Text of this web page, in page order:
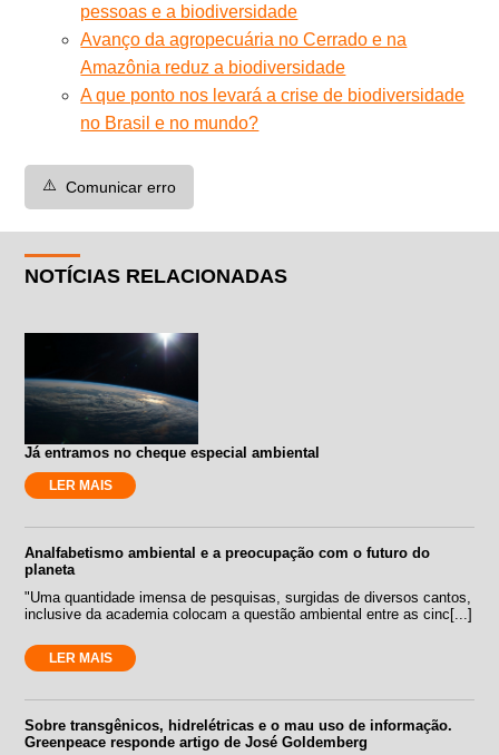
pessoas e a biodiversidade
Avanço da agropecuária no Cerrado e na
Amazônia reduz a biodiversidade
A que ponto nos levará a crise de biodiversidade
no Brasil e no mundo?
⚠️ Comunicar erro
NOTÍCIAS RELACIONADAS
Já entramos no cheque especial ambiental
LER MAIS
Analfabetismo ambiental e a preocupação com o futuro do
planeta
"Uma quantidade imensa de pesquisas, surgidas de diversos cantos,
inclusive da academia colocam a questão ambiental entre as cinc[...]
LER MAIS
Sobre transgênicos, hidrelétricas e o mau uso de informação.
Greenpeace responde artigo de José Goldemberg